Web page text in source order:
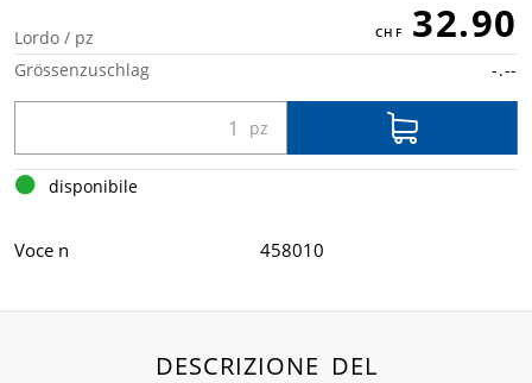
Lordo / pz 32.90
Grössenzuschlag -.--
disponibile
Voce n 458010
DESCRIZIONE DEL